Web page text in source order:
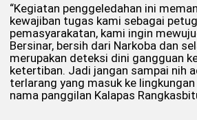
“Kegiatan penggeledahan ini
kewajiban tugas kami sebagai
pemasyarakatan, kami ingin
Bersinar, bersih dari Narkoba dan
merupakan deteksi dini gangguan
ketertiban. Jadi jangan sampai nih
terlarang yang masuk ke lingkungan
nama panggilan Kalapas